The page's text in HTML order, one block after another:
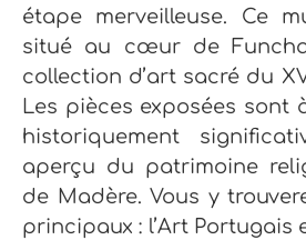
étape merveilleuse. Ce
situé au cœur de
collection d’art sacré du
Les pièces exposées sont
historiquement
aperçu du patrimoine
de Madère. Vous y
principaux : l’Art Portugais